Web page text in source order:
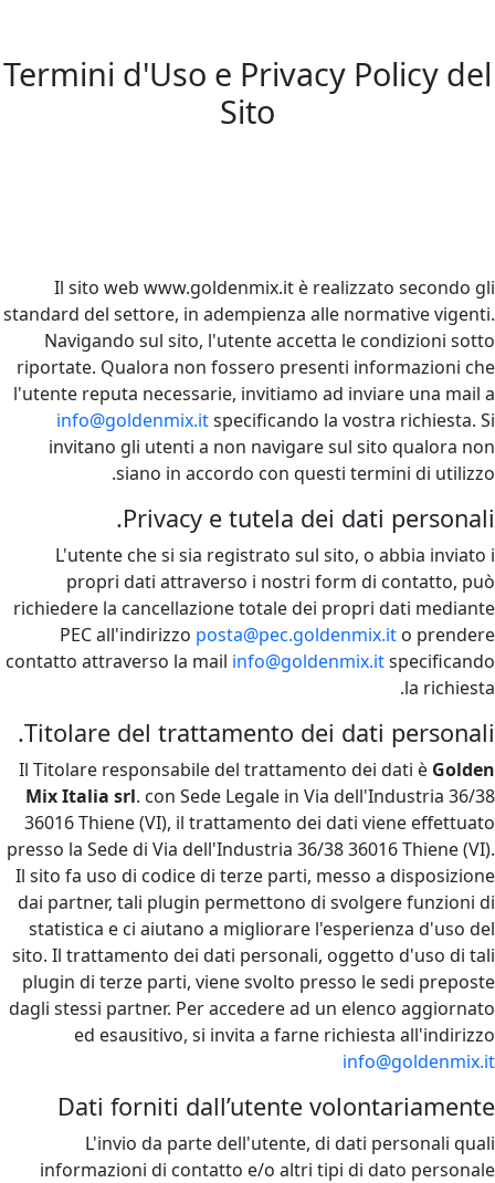
Termini d'Uso e Privacy Policy del
Sito
Il sito web www.goldenmix.it è realizzato secondo gli
standard del settore, in adempienza alle normative vigenti.
Navigando sul sito, l'utente accetta le condizioni sotto
riportate. Qualora non fossero presenti informazioni che
l'utente reputa necessarie, invitiamo ad inviare una mail a
info@goldenmix.itspecificando la vostra richiesta. Si
invitano gli utenti a non navigare sul sito qualora non
siano in accordo con questi termini di utilizzo.
Privacy e tutela dei dati personali.
L'utente che si sia registrato sul sito, o abbia inviato i
propri dati attraverso i nostri form di contatto, può
richiedere la cancellazione totale dei propri dati mediante
PEC all'indirizzo posta@pec.goldenmix.it o prendere
contatto attraverso la mail info@goldenmix.itspecificando
la richiesta.
Titolare del trattamento dei dati personali.
Il Titolare responsabile del trattamento dei dati è Golden
Mix Italia srl. con Sede Legale in Via dell'Industria 36/38
36016 Thiene (VI), il trattamento dei dati viene effettuato
presso la Sede di Via dell'Industria 36/38 36016 Thiene (VI).
Il sito fa uso di codice di terze parti, messo a disposizione
dai partner, tali plugin permettono di svolgere funzioni di
statistica e ci aiutano a migliorare l'esperienza d'uso del
sito. Il trattamento dei dati personali, oggetto d'uso di tali
plugin di terze parti, viene svolto presso le sedi preposte
dagli stessi partner. Per accedere ad un elenco aggiornato
ed esausitivo, si invita a farne richiesta all'indirizzo
info@goldenmix.it
Dati forniti dall’utente volontariamente
L'invio da parte dell'utente, di dati personali quali
informazioni di contatto e/o altri tipi di dato personale